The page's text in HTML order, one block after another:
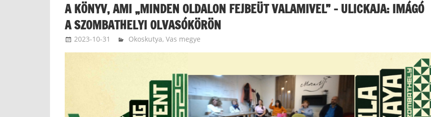
A KÖNYV, AMI „MINDEN OLDALON FEJBEÜT VALAMIVEL” – ULICKAJA: IMÁGÓ
A SZOMBATHELYI OLVASÓKÖRÖN
2023-10-31 zakotatamas
Okoskutya,Vas megye